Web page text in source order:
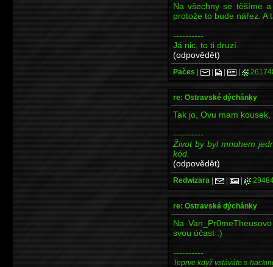
Na všechny se těšíme
protože to bude nářez. A
----------
Já nic, to ti druzí.
(odpovědět)
Pačes | | | |
re: Ostravské dýchánky
Tak jo, Ovu mam
----------
Život by byl mnohem
kód.
(odpovědět)
Redwizara | | |
re: Ostravské dýchánky
Na
svou účast :)
----------
Teprve když vstáváte s